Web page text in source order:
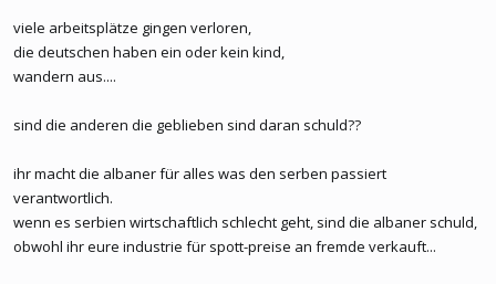
viele arbeitsplätze gingen verloren,
die deutschen haben ein oder kein kind,
wandern aus....
sind die anderen die geblieben sind daran schuld??
ihr macht die albaner für alles was den serben passiert
verantwortlich.
wenn es serbien wirtschaftlich schlecht geht, sind die albaner schuld,
obwohl ihr eure industrie für spott-preise an fremde verkauft...